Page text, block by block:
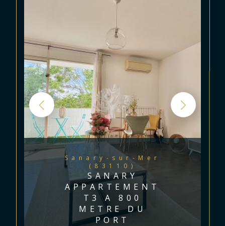
Sanary-sur-Mer
(83110)
SANARY
APPARTEMENT
T3 A 800
METRE DU
PORT